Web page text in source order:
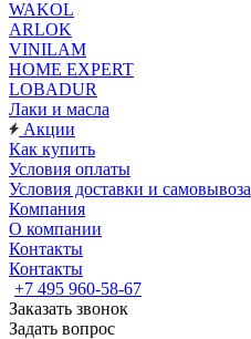
WAKOL
ARLOK
VINILAM
HOME EXPERT
LOBADUR
Лаки и масла
Акции
Как купить
Условия оплаты
Условия доставки и самовывоза
Компания
О компании
Контакты
Контакты
+7 495 960-58-67
Заказать звонок
Задать вопрос